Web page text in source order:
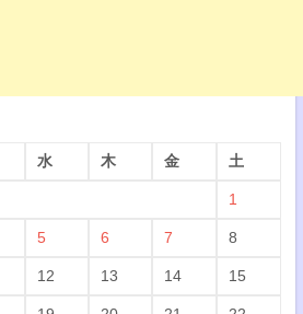
水 木 金 土
1
5 6 7 8
12 13 14 15